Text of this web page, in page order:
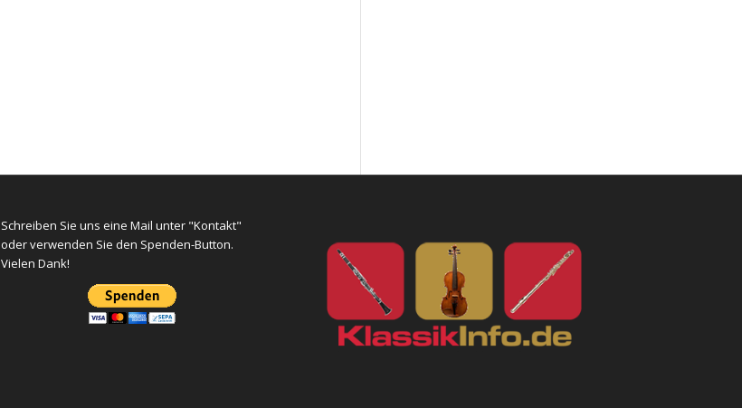
Schreiben Sie uns eine Mail unter "Kontakt"
oder verwenden Sie den Spenden-Button.
Vielen Dank!